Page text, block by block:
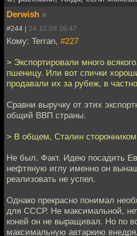
Derwish »
#244 | 24.12.09 16:47
Кому: Terran, #227
> Экспортировали много
пшеницу. Или вот спички
продавали их за рубеж, в
Сравни выручку от этих
общий ВВП страны.
> В общем, Сталин
Не был. Факт. Идею посадить
нефтяную иглу именно он
реализовать не успел.
Однако прекрасно понимал
для СССР. Не максимальной,
коней он не выращивал. Но по
максимальную автаркию